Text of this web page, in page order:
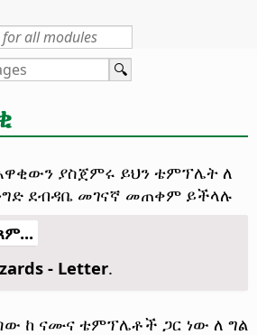
ያስጀምሩ ይህን ቴምፕሌት ለ
ደብዳቤ መገናኛ መጠቀም ይችላሉ
- Letter.
ከ ናሙና ቴምፕሌቶች ጋር ነው ለ ግል